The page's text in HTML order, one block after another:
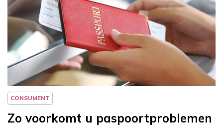
Column
Jeanine Janssen
CONSUMENT
Zo voorkomt u paspoortproblemen